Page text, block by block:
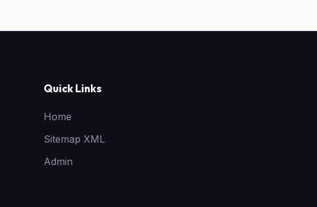
Quick Links
Home
Sitemap XML
Admin